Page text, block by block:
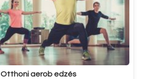
Otthoni aerob edzés